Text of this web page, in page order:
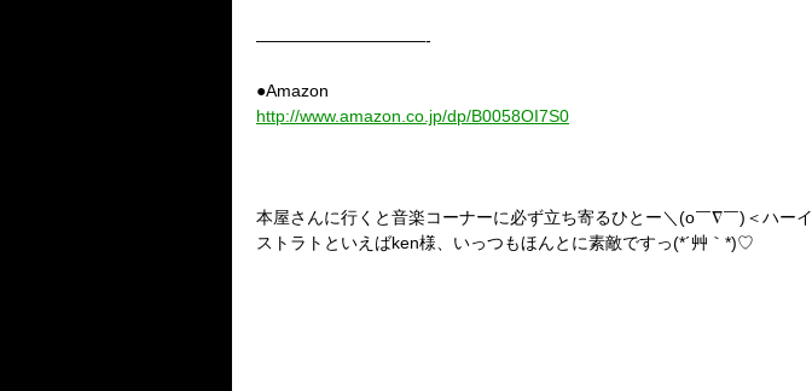
——————————-
●Amazon
http://www.amazon.co.jp/dp/B0058OI7S0
本屋さんに行くと音楽コーナーに必ず立ち寄るひとー＼(o￣∇￣)＜ハーイ
ストラトといえばken様、いっつもほんとに素敵ですっ(*´艸｀ *)♡